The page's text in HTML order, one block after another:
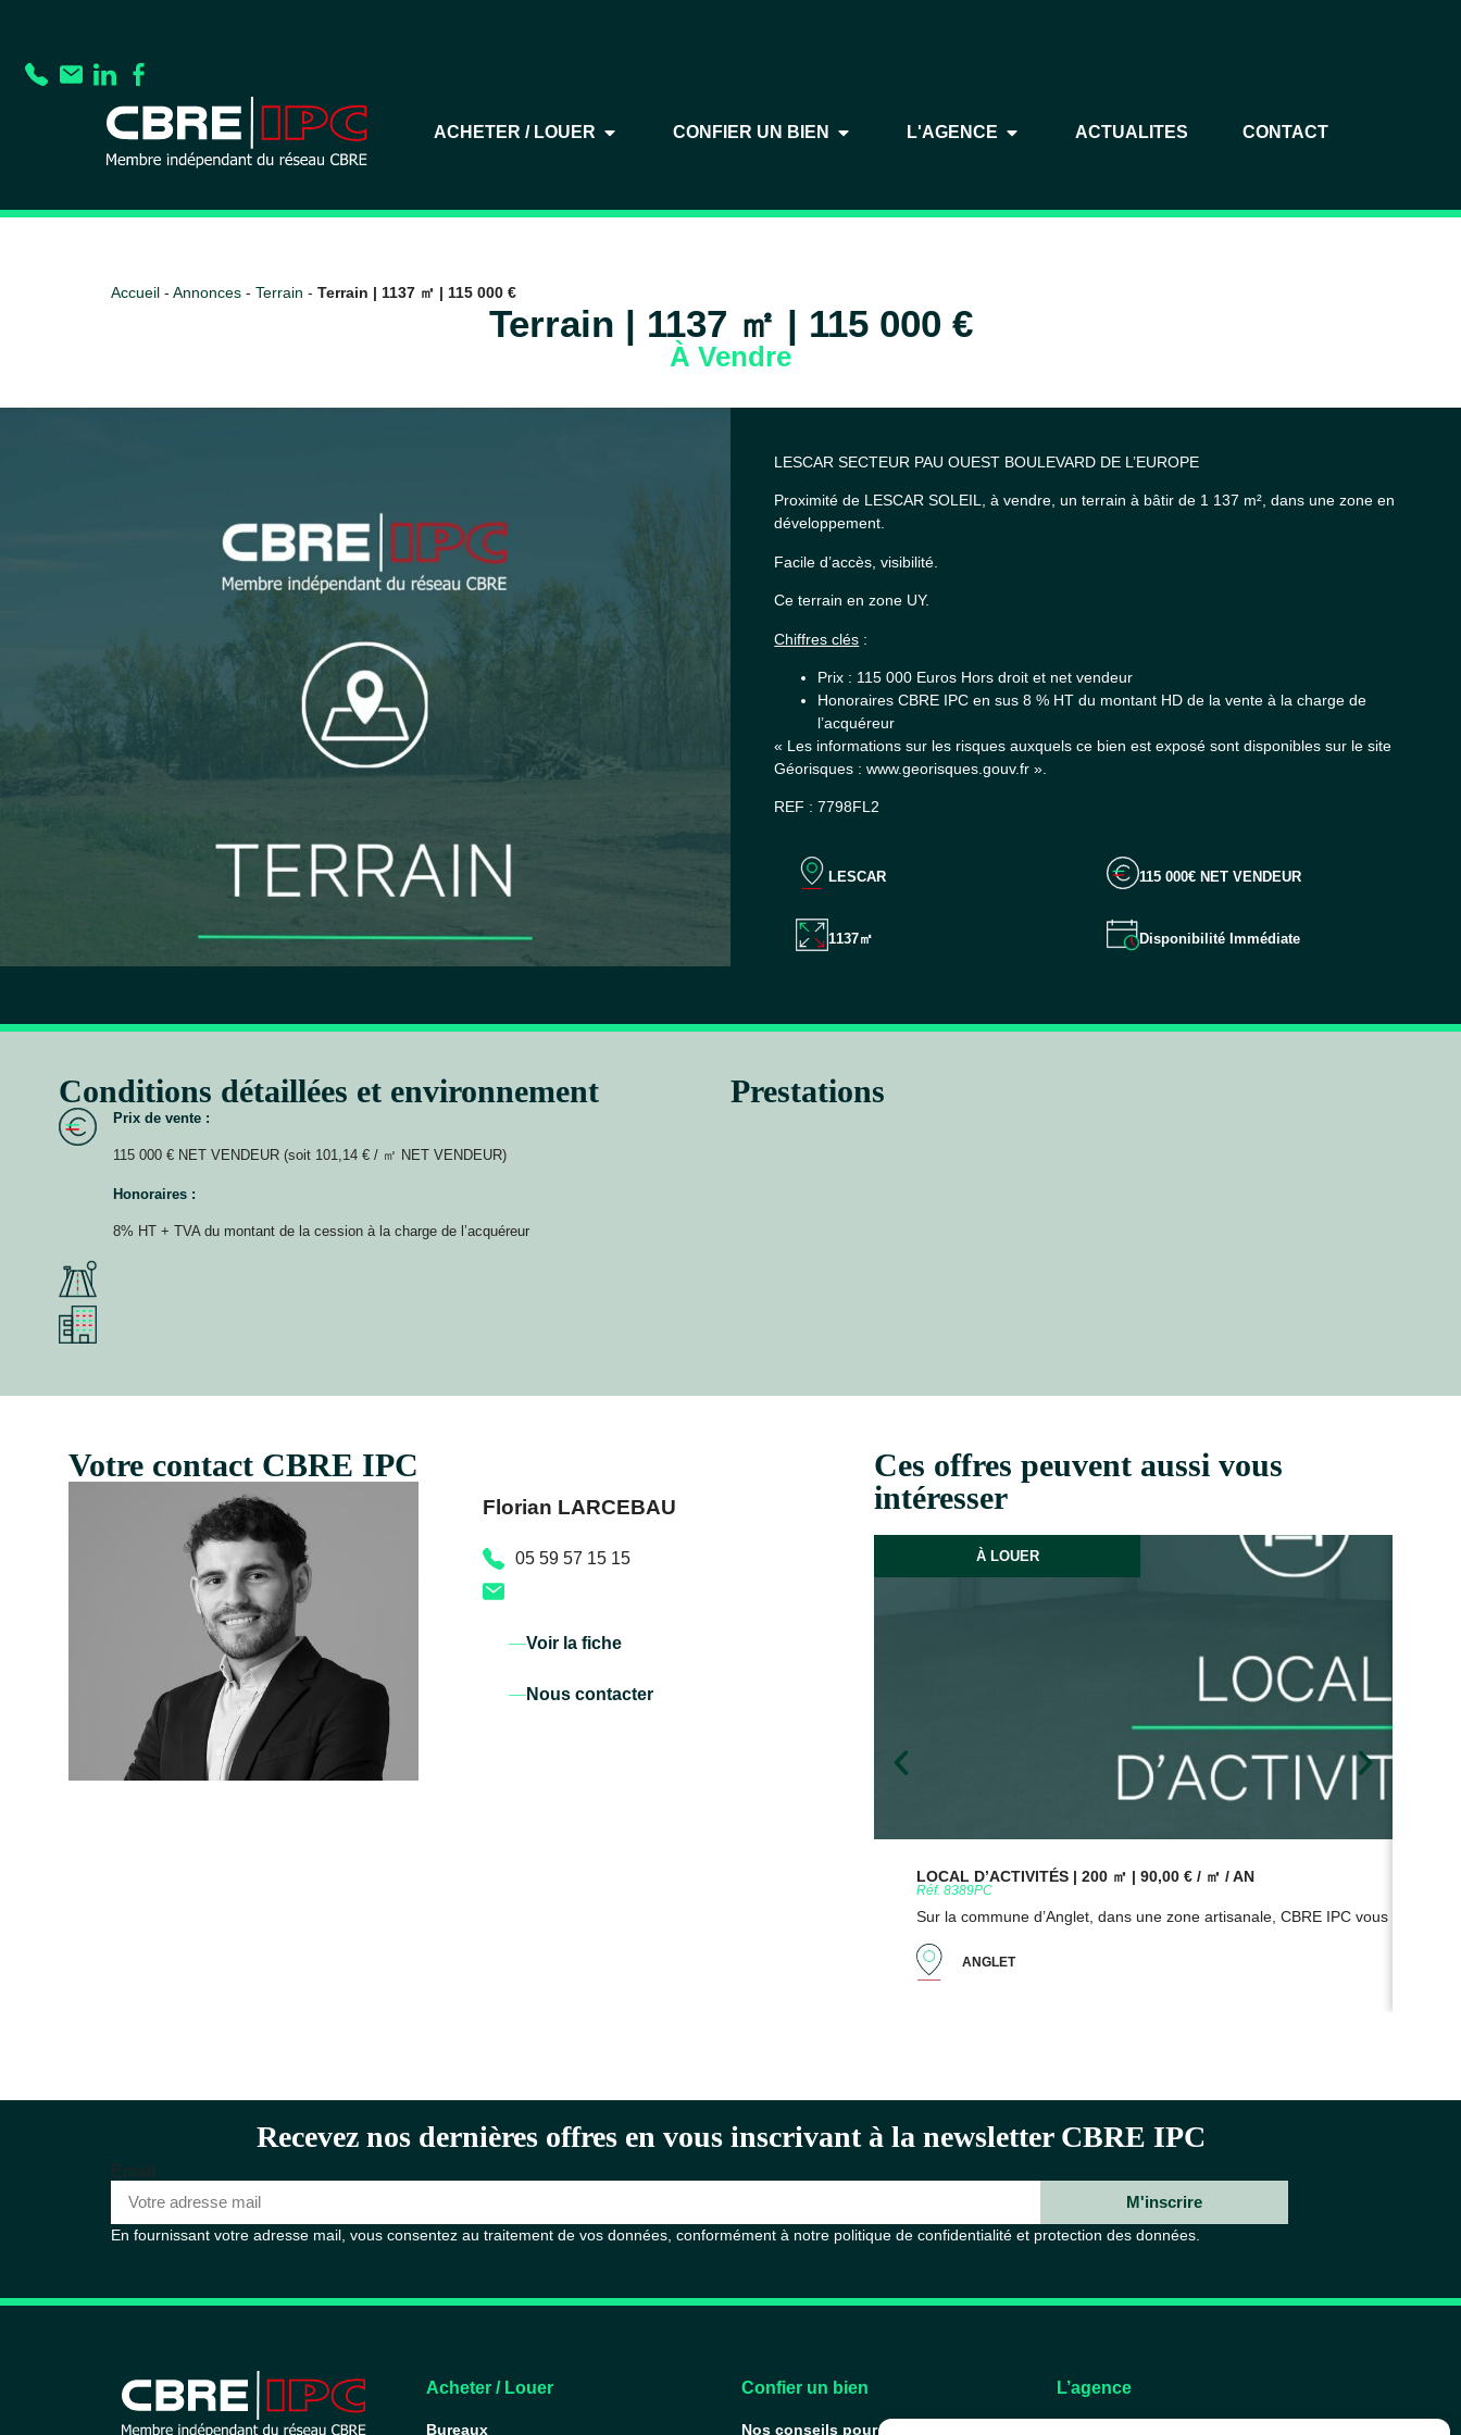
ACHETER / LOUER CONFIER UN BIEN L'AGENCE ACTUALITES CONTACT
Accueil - Annonces - Terrain - Terrain | 1137 ㎡ | 115 000 €
Terrain | 1137 ㎡ | 115 000 €
À Vendre
LESCAR SECTEUR PAU OUEST BOULEVARD DE L’EUROPE
Proximité de LESCAR SOLEIL, à vendre, un terrain à bâtir de 1 137 m², dans une zone en
développement.
Facile d’accès, visibilité.
Ce terrain en zone UY.
Chiffres clés :
Prix : 115 000 Euros Hors droit et net vendeur
Honoraires CBRE IPC en sus 8 % HT du montant HD de la vente à la charge de
l’acquéreur
« Les informations sur les risques auxquels ce bien est exposé sont disponibles sur le site
Géorisques : www.georisques.gouv.fr ».
REF : 7798FL2
LESCAR 115 000€ NET VENDEUR
1137㎡ Disponibilité Immédiate
Conditions détaillées et environnement
Prix de vente :
115 000 € NET VENDEUR (soit 101,14 € / ㎡ NET VENDEUR)
Honoraires :
8% HT + TVA du montant de la cession à la charge de l’acquéreur
Prestations
Votre contact CBRE IPC
Florian LARCEBAU
05 59 57 15 15
Voir la fiche
Nous contacter
Ces offres peuvent aussi vous
intéresser
LOCAL D’ACTIVITÉS | 200 ㎡ | 90,00 € / ㎡ / AN
Réf. 8389PC
Sur la commune d’Anglet, dans une zone artisanale, CBRE IPC vous
ANGLET
À LOUER
Recevez nos dernières offres en vous inscrivant à la newsletter CBRE IPC
Email
M'inscrire
En fournissant votre adresse mail, vous consentez au traitement de vos données, conformément à notre politique de confidentialité et protection des données.
Acheter / Louer
Bureaux
Confier un bien
Nos conseils pour vendre
L’agence